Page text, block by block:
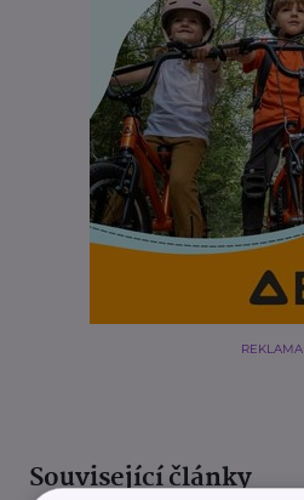
REKLAMA
Související články